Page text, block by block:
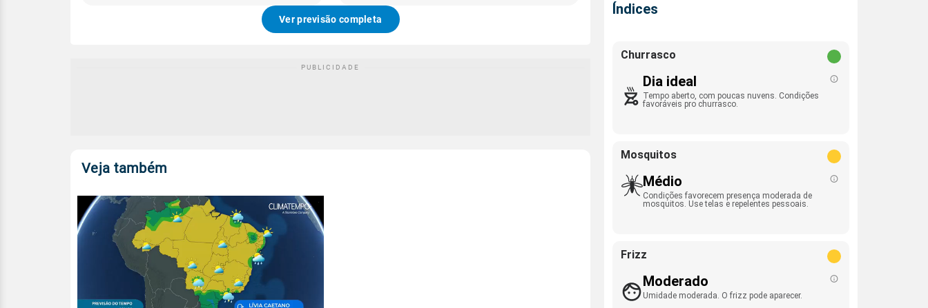
Ver previsão completa
Veja também
Índices
Churrasco
Dia ideal
Tempo aberto, com poucas nuvens. Condições
favoráveis pro churrasco.
Mosquitos
Médio
Condições favorecem presença moderada de
mosquitos. Use telas e repelentes pessoais.
Frizz
Moderado
Umidade moderada. O frizz pode aparecer.